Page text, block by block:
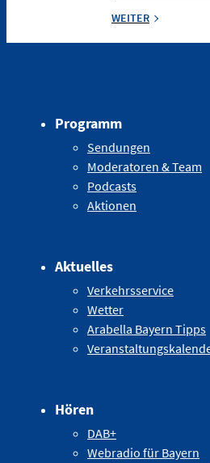
WEITER
Programm
Sendungen
Moderatoren & Team
Podcasts
Aktionen
Aktuelles
Verkehrsservice
Wetter
Arabella Bayern Tipps
Hören
DAB+
Webradio für Bayern